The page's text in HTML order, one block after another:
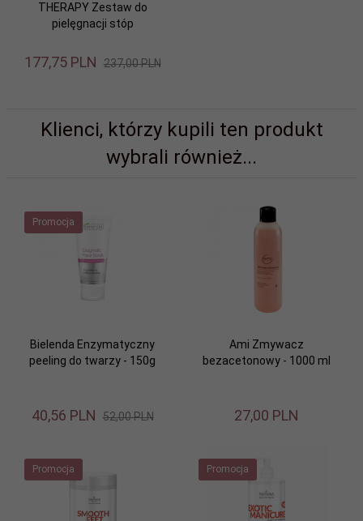
THERAPY Zestaw do
pielęgnacji stóp
177,75 PLN 237,00 PLN
Klienci, którzy kupili ten produkt
wybrali również...
Promocja
Bielenda Enzymatyczny
peeling do twarzy - 150g
40,56 PLN 52,00 PLN
Ami Zmywacz
bezacetonowy - 1000 ml
27,00 PLN
Promocja Promocja